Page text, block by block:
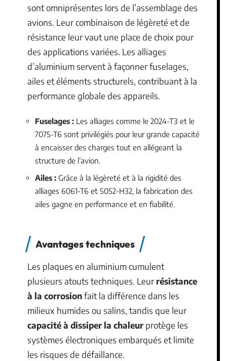
sont omniprésentes lors de l’assemblage des
avions. Leur combinaison de légèreté et de
résistance leur vaut une place de choix pour
des applications variées. Les alliages
d’aluminium servent à façonner fuselages,
ailes et éléments structurels, contribuant à la
performance globale des appareils.
Fuselages : Les alliages comme le 2024-T3 et le
7075-T6 sont privilégiés pour leur grande capacité
à encaisser des charges tout en allégeant la
structure de l’avion.
Ailes : Grâce à la légèreté et à la rigidité des
alliages 6061-T6 et 5052-H32, la fabrication des
ailes gagne en performance et en fiabilité.
Avantages techniques
Les plaques en aluminium cumulent
plusieurs atouts techniques. Leur résistance
à la corrosionfait la différence dans les
milieux humides ou salins, tandis que leur
capacité à dissiper la chaleur protège les
systèmes électroniques embarqués et limite
les risques de défaillance.